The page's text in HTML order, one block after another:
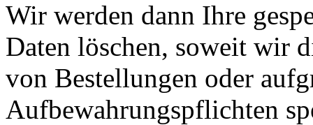
Wir werden dann Ihre
Daten löschen, soweit wir
von Bestellungen oder
Aufbewahrungspflichten